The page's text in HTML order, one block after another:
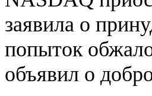
заявила о
попыток
объявил о